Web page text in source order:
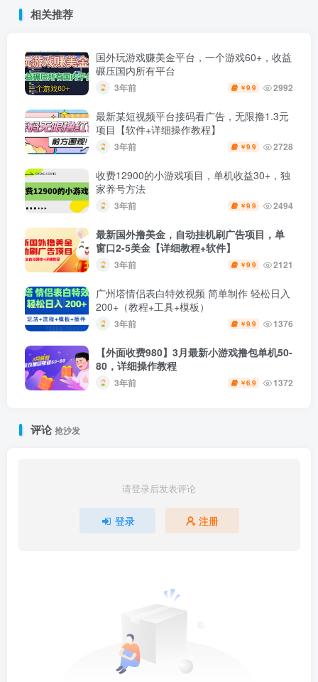
相关推荐
国外玩游戏赚美金平台，一个游戏60+，收益
碾压国内所有平台
3年前 ￥9.9 2992
最新某短视频平台接码看广告，无限撸1.3元
项目【软件+详细操作教程】
3年前 ￥9.9 2728
收费12900的小游戏项目，单机收益30+，独
家养号方法
3年前 ￥9.9 2494
最新国外撸美金，自动挂机刷广告项目，单
窗口2-5美金【详细教程+软件】
3年前 ￥9.9 2121
广州塔情侣表白特效视频 简单制作 轻松日入
200+（教程+工具+模板）
3年前 ￥9.9 1376
【外面收费980】3月最新小游戏撸包单机50-
80，详细操作教程
3年前 ￥6.9 1372
评论抢沙发
请登录后发表评论
登录 注册